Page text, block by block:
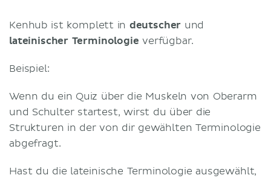
Kenhub ist komplett in deutscher und
lateinischer Terminologie verfügbar.
Beispiel:
Wenn du ein Quiz über die Muskeln von Oberarm
und Schulter startest, wirst du über die
Strukturen in der von dir gewählten Terminologie
abgefragt.
Hast du die lateinische Terminologie ausgewählt,